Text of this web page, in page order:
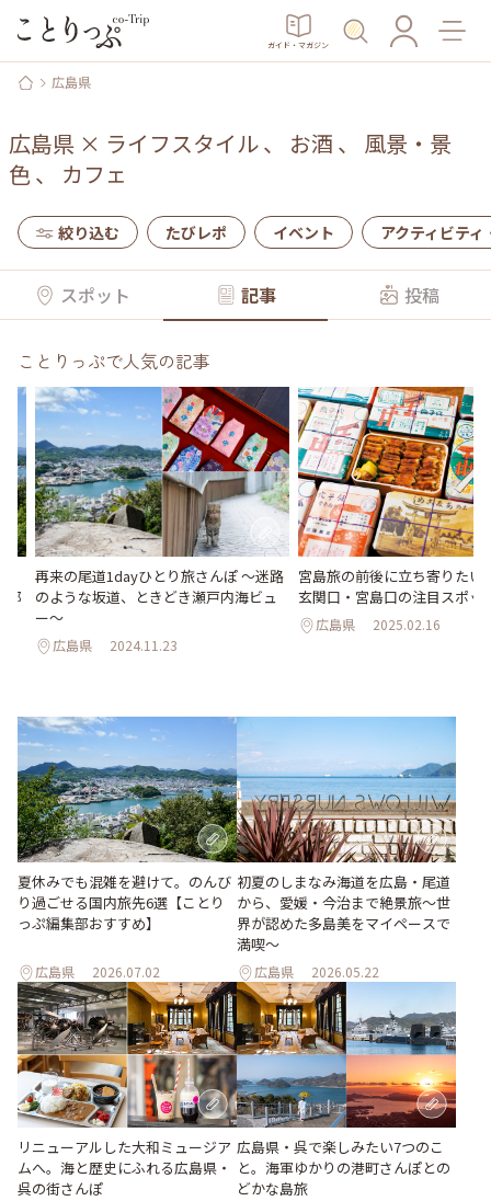
ガイド・マガジン
広島県
広島県 × ライフスタイル、 お酒 、 風景・景
色、 カフェ
絞り込む たびレポ イベント アクティビティ
スポット 記事 投稿
ことりっぷで人気の記事
部
再来の尾道1dayひとり旅さんぽ ～迷路
のような坂道、ときどき瀬戸内海ビュ
ー～
広島県 2024.11.23
宮島旅の前後に立ち寄りたい
玄関口・宮島口の注目スポッ
広島県 2025.02.16
夏休みでも混雑を避けて。のんび
り過ごせる国内旅先6選【ことり
っぷ編集部おすすめ】
広島県 2026.07.02
初夏のしまなみ海道を広島・尾道
から、愛媛・今治まで絶景旅〜世
界が認めた多島美をマイペースで
満喫〜
広島県 2026.05.22
リニューアルした大和ミュージア
ムへ。海と歴史にふれる広島県・
呉の街さんぽ
広島県・呉で楽しみたい7つのこ
と。海軍ゆかりの港町さんぽとの
どかな島旅